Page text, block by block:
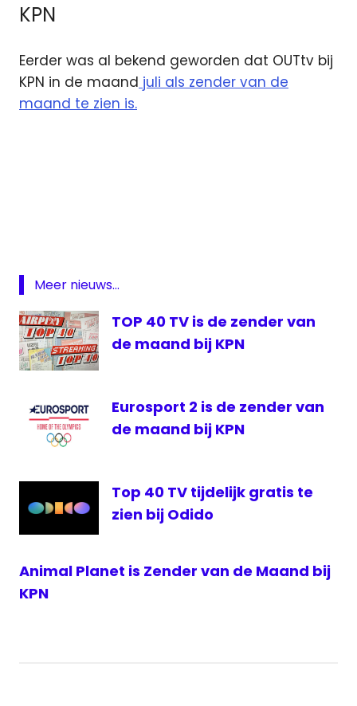
KPN
Eerder was al bekend geworden dat OUTtv bij
KPN in de maand juli als zender van de
maand te zien is.
SKV
van de
maand
Meer nieuws...
TOP 40 TV is de zender van
de maand bij KPN
Eurosport 2 is de zender van
de maand bij KPN
Top 40 TV tijdelijk gratis te
zien bij Odido
Animal Planet is Zender van de Maand bij
KPN